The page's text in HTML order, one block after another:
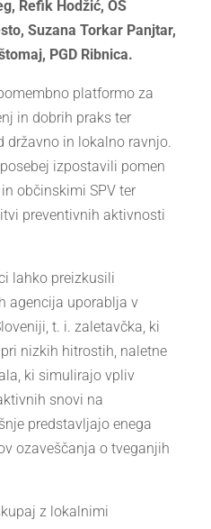
Refik Hodžić, OŠ
Suzana Torkar Panjtar,
PGD Ribnica.
platformo za
in dobrih praks ter
državno in lokalno ravnjo.
izpostavili pomen
občinskimi SPV ter
preventivnih aktivnosti
lahko preizkusili
agencija uporablja v
t. i. zaletavčka, ki
nizkih hitrostih, naletne
ki simulirajo vpliv
snovi na
predstavljajo enega
ozaveščanja o tveganjih
z lokalnimi